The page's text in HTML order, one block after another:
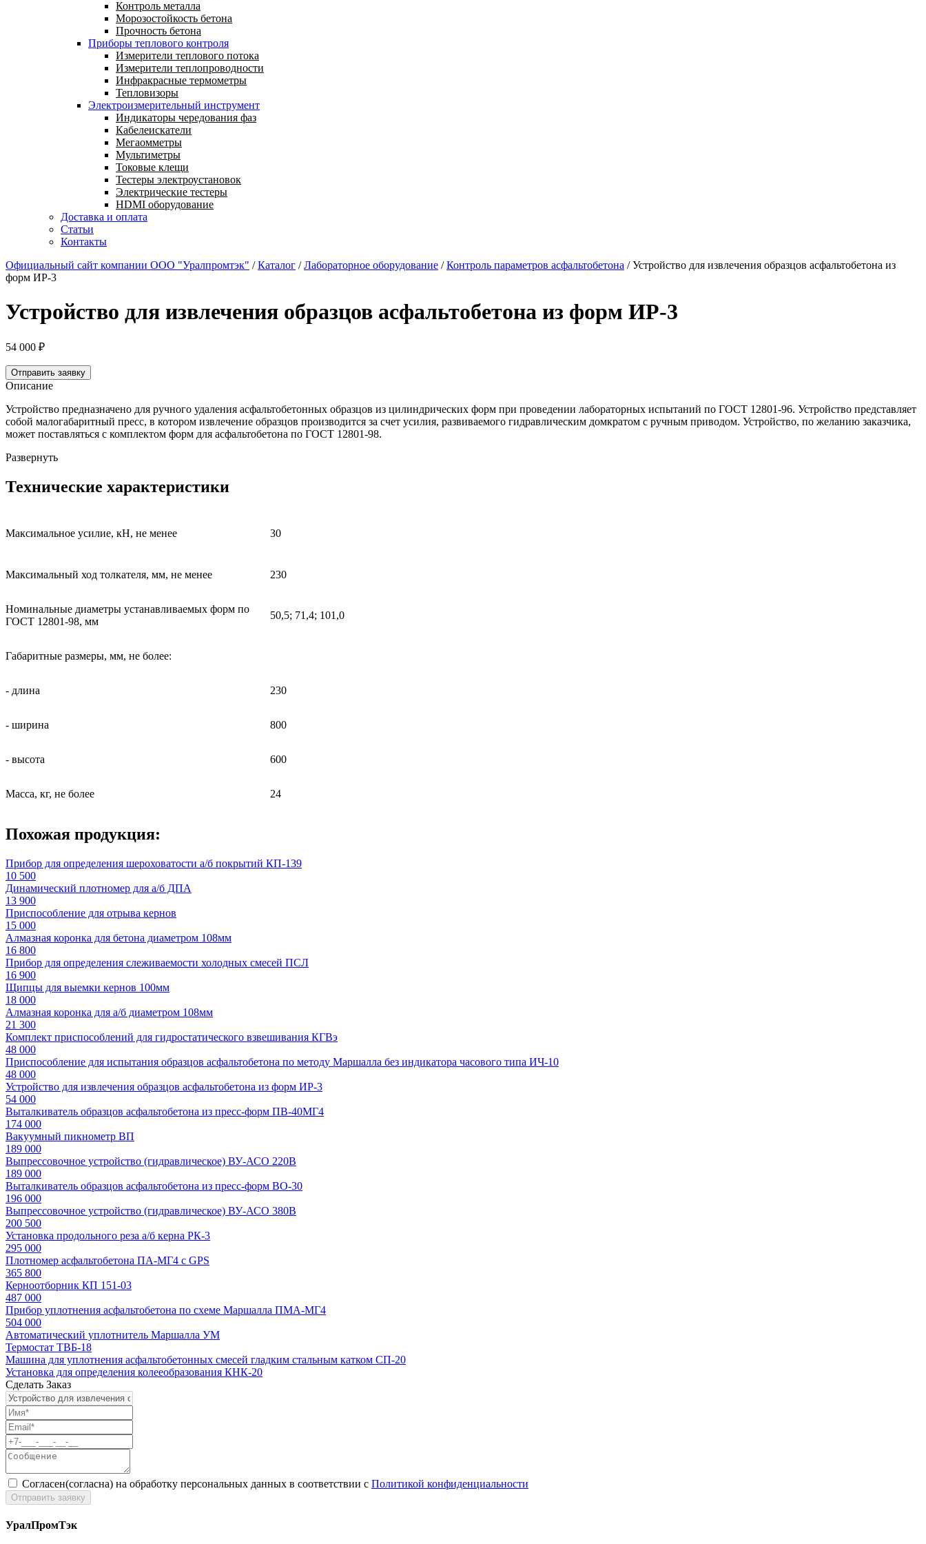
Контроль металла
Морозостойкость бетона
Прочность бетона
Приборы теплового контроля
Измерители теплового потока
Измерители теплопроводности
Инфракрасные термометры
Тепловизоры
Электроизмерительный инструмент
Индикаторы чередования фаз
Кабелеискатели
Мегаомметры
Мультиметры
Токовые клещи
Тестеры электроустановок
Электрические тестеры
HDMI оборудование
Доставка и оплата
Статьи
Контакты
Официальный сайт компании ООО "Уралпромтэк" /Каталог /Лабораторное оборудование /Контроль параметров асфальтобетона /Устройство для извлечения образцов асфальтобетона из
форм ИР-3
Устройство для извлечения образцов асфальтобетона из форм ИР-3
54 000 ₽
Отправить заявку
Описание
Устройство предназначено для ручного удаления асфальтобетонных образцов из цилиндрических форм при проведении лабораторных испытаний по ГОСТ 12801-96. Устройство представляет
собой малогабаритный пресс, в котором извлечение образцов производится за счет усилия, развиваемого гидравлическим домкратом с ручным приводом. Устройство, по желанию заказчика,
может поставляться с комплектом форм для асфальтобетона по ГОСТ 12801-98.
Развернуть
Технические характеристики
Максимальное усилие, кН, не менее 30
Максимальный ход толкателя, мм, не менее 230
Номинальные диаметры устанавливаемых форм по
ГОСТ 12801-98, мм
50,5; 71,4; 101,0
Габаритные размеры, мм, не более:
- длина 230
- ширина 800
- высота 600
Масса, кг, не более 24
Похожая продукция:
Прибор для определения шероховатости а/б покрытий КП-139
10 500
Динамический плотномер для а/б ДПА
13 900
Приспособление для отрыва кернов
15 000
Алмазная коронка для бетона диаметром 108мм
16 800
Прибор для определения слеживаемости холодных смесей ПСЛ
16 900
Щипцы для выемки кернов 100мм
18 000
Алмазная коронка для а/б диаметром 108мм
21 300
Комплект приспособлений для гидростатического взвешивания КГВэ
48 000
Приспособление для испытания образцов асфальтобетона по методу Маршалла без индикатора часового типа ИЧ-10
48 000
Устройство для извлечения образцов асфальтобетона из форм ИР-3
54 000
Выталкиватель образцов асфальтобетона из пресс-форм ПВ-40МГ4
174 000
Вакуумный пикнометр ВП
189 000
Выпрессовочное устройство (гидравлическое) ВУ-АСО 220В
189 000
Выталкиватель образцов асфальтобетона из пресс-форм ВО-30
196 000
Выпрессовочное устройство (гидравлическое) ВУ-АСО 380В
200 500
Установка продольного реза а/б керна РК-3
295 000
Плотномер асфальтобетона ПА-МГ4 с GPS
365 800
Керноотборник КП 151-03
487 000
Прибор уплотнения асфальтобетона по схеме Маршалла ПМА-МГ4
504 000
Автоматический уплотнитель Маршалла УМ
Термостат ТВБ-18
Машина для уплотнения асфальтобетонных смесей гладким стальным катком СП-20
Установка для определения колееобразования КНК-20
Сделать Заказ
Согласен(согласна) на обработку персональных данных в соответствии с Политикой конфиденциальности
УралПромТэк